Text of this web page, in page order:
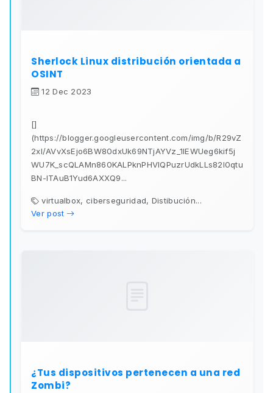
Sherlock Linux distribución orientada a
OSINT
12 Dec 2023
[]
(https://blogger.googleusercontent.com/img/b/R29vZ
2xl/AVvXsEjo6BW80dxUk69NTjAYVz_1IEWUeg6kif5j
WU7K_scQLAMn860KALPknPHVIQPuzrUdkLLs82I0qtu
BN-ITAuB1Yud6AXXQ9...
virtualbox, ciberseguridad, Distibución...
Ver post
¿Tus dispositivos pertenecen a una red
Zombi?